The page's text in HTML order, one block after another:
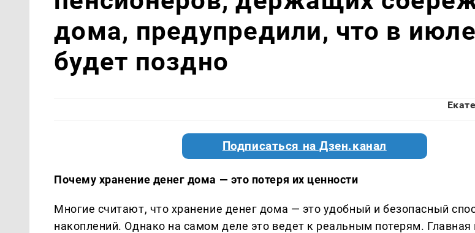
дома, предупредили, что в июле
будет поздно
Подписаться на Дзен.канал
Почему хранение денег дома — это потеря их ценности
Многие считают, что хранение денег дома — это удобный и безопасный
накоплений. Однако на самом деле это ведет к реальным потерям. Главная